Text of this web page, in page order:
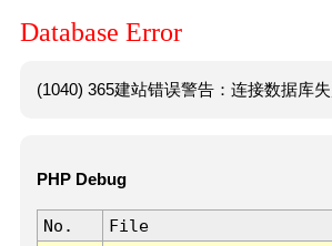
Database Error
(1040) 365建站错误警告：连接数据库
PHP Debug
No. File